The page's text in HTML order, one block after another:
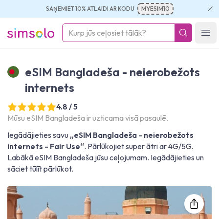
SAŅEMIET 10% ATLAIDI AR KODU MYESIM10
simsolo
eSIM Bangladeša - neierobežots
internets
4.8 / 5
Mūsu eSIM Bangladeša ir uzticama visā pasaulē.
Iegādājieties savu „eSIM Bangladeša - neierobežots
internets - Fair Use“. Pārlūkojiet super ātri ar 4G/5G.
Labākā eSIM Bangladeša jūsu ceļojumam. Iegādājieties un
sāciet tūlīt pārlūkot.